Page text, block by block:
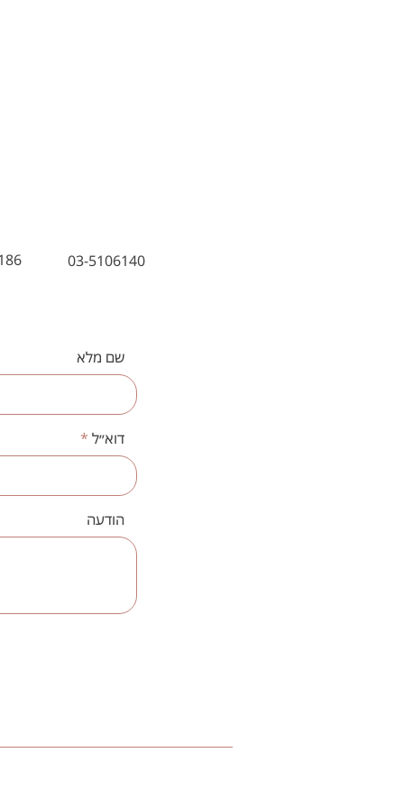
03-5106140
שם מלא
דוא״ל
הודעה